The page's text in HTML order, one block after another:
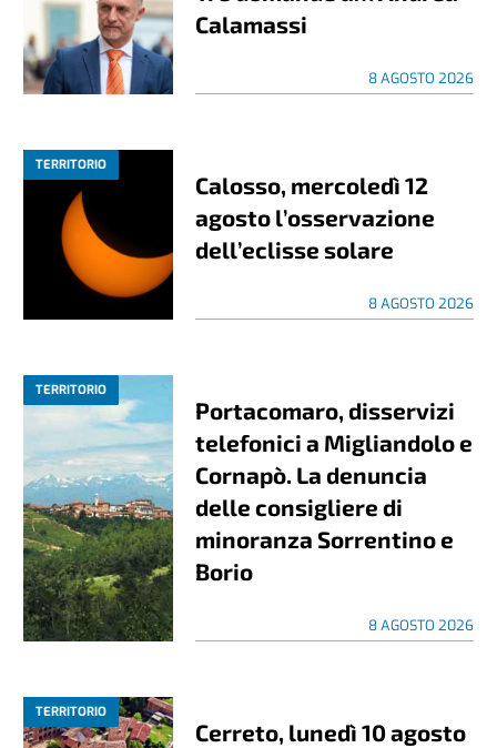
Calamassi
8 AGOSTO 2026
TERRITORIO
Calosso, mercoledì 12
agosto l’osservazione
dell’eclisse solare
8 AGOSTO 2026
TERRITORIO
Portacomaro, disservizi
telefonici a Migliandolo e
Cornapò. La denuncia
delle consigliere di
minoranza Sorrentino e
Borio
8 AGOSTO 2026
TERRITORIO
Cerreto, lunedì 10 agosto